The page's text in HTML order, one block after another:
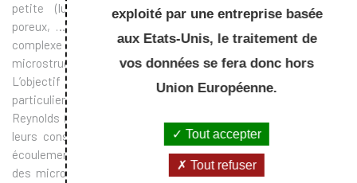
petite (lubrification, microfluidique, suspensions, milieux
poreux, …) ou quand le fluide lui-même a un comportement
complexe du fait du mouvement et de la déformation de sa
microstructure (suspensions, émulsions, polymères,…).
L’objectif de l’ouvrage est de présenter les phénomènes
particuliers associés aux écoulements à bas nombre de
Reynolds (réversibilité et difficulté de mélange) et de décliner
leurs conséquences dans divers cas particuliers, comme les
écoulements d’enduction, les films de lubrification, la propulsion
des micro-organismes, les écoulements autour de particules
exploité par une entreprise basée
aux Etats-Unis, le traitement de
vos données se fera donc hors
Union Européenne.
Tout accepter
Tout refuser